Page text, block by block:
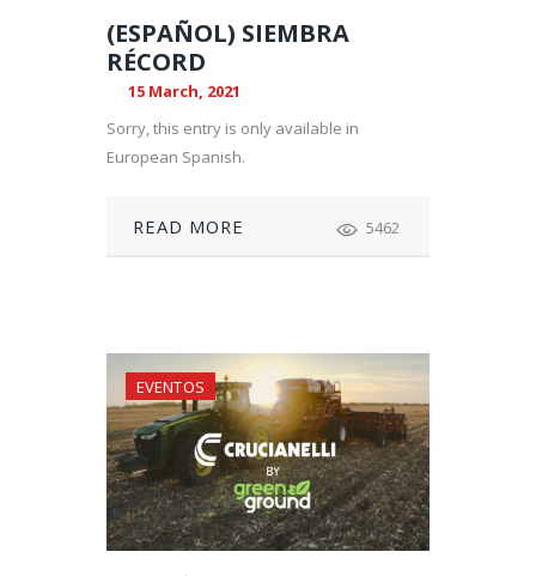
(ESPAÑOL) SIEMBRA
RÉCORD
15 March, 2021
Sorry, this entry is only available in
European Spanish.
READ MORE 5462
EVENTOS